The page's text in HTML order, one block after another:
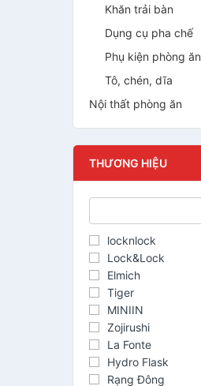
Khăn trải bàn
Dụng cụ pha chế
Phụ kiện phòng ăn
Tô, chén, dĩa
Nội thất phòng ăn
THƯƠNG HIỆU
locknlock
Lock&Lock
Elmich
Tiger
MINIIN
Zojirushi
La Fonte
Hydro Flask
Rạng Đông